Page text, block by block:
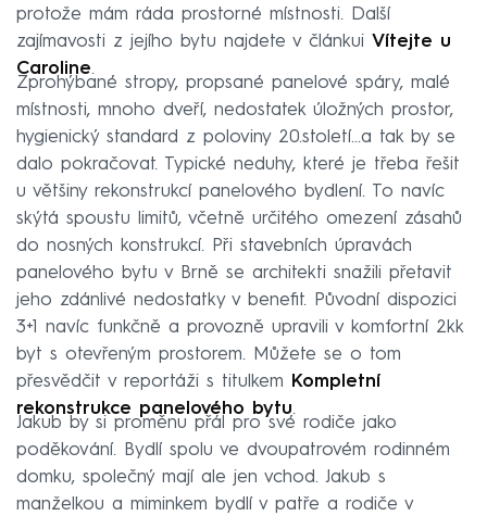
protože mám ráda prostorné místnosti. Další
zajímavosti z jejího bytu najdete v článkui Vítejte u
Caroline.
Zprohýbané stropy, propsané panelové spáry, malé
místnosti, mnoho dveří, nedostatek úložných prostor,
hygienický standard z poloviny 20.století...a tak by se
dalo pokračovat. Typické neduhy, které je třeba řešit
u většiny rekonstrukcí panelového bydlení. To navíc
skýtá spoustu limitů, včetně určitého omezení zásahů
do nosných konstrukcí. Při stavebních úpravách
panelového bytu v Brně se architekti snažili přetavit
jeho zdánlivé nedostatky v benefit. Původní dispozici
3+1 navíc funkčně a provozně upravili v komfortní 2kk
byt s otevřeným prostorem. Můžete se o tom
přesvědčit v reportáži s titulkem
Kompletní
rekonstrukce panelového bytu.
Jakub by si proměnu přál pro své rodiče jako
poděkování. Bydlí spolu ve dvoupatrovém rodinném
domku, společný mají ale jen vchod. Jakub s
manželkou a miminkem bydlí v patře a rodiče v